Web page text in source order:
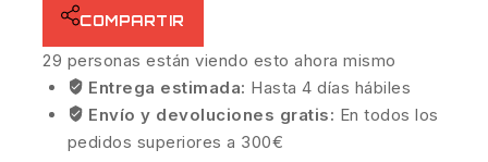
COMPARTIR
29 personas están viendo esto ahora mismo
Entrega estimada: Hasta 4 días hábiles
Envío y devoluciones gratis: En todos los
pedidos superiores a 300€